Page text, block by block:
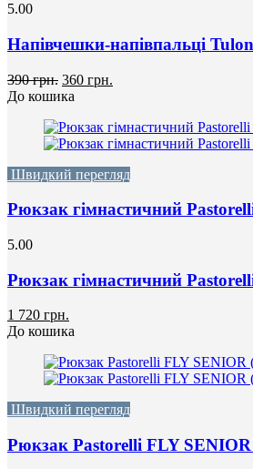
5.00
Напівчешки-напівпальці
390 грн. 360 грн.
До кошика
Швидкий перегляд
Рюкзак гімнастичний
5.00
Рюкзак гімнастичний
1 720 грн.
До кошика
Швидкий перегляд
Рюкзак Pastorelli FLY SENIOR